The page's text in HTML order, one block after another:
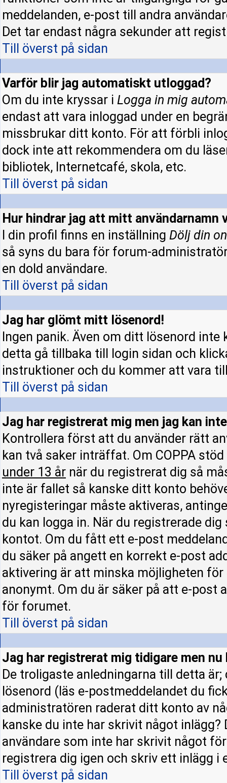
meddelanden, e-post till andra
Det tar endast några sekunder att
Till överst på sidan
Varför blir jag automatiskt utloggad?
Om du inte kryssar i Logga in mig
endast att vara inloggad under en
missbrukar ditt konto. För att förbli
dock inte att rekommendera om du
bibliotek, Internetcafé, skola, etc.
Till överst på sidan
Hur hindrar jag att mitt användarnamn
I din profil finns en inställning Dölj din
så syns du bara för forum-
en dold användare.
Till överst på sidan
Jag har glömt mitt lösenord!
Ingen panik. Även om ditt lösenord
detta gå tillbaka till login sidan och
instruktioner och du kommer att vara
Till överst på sidan
Jag har registrerat mig men jag kan
Kontrollera först att du använder rätt
kan två saker inträffat. Om COPPA
under 13 år när du registrerat dig så
inte är fallet så kanske ditt konto
nyregisteringar måste aktiveras,
du kan logga in. När du registrerade
kontot. Om du fått ett e-post
du säker på angett en korrekt e-post
aktivering är att minska möjligheten för
anonymt. Om du är säker på att e-
för forumet.
Till överst på sidan
Jag har registrerat mig tidigare men
De troligaste anledningarna till detta
lösenord (läs e-postmeddelandet du
administratören raderat ditt konto av
kanske du inte har skrivit något
användare som inte har skrivit något
registrera dig igen och skriv ett inlägg i
Till överst på sidan